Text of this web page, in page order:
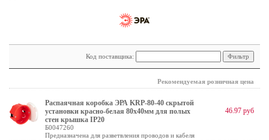
Код поставщика:
Рекомендуемая розничная цена
Распаячная коробка ЭРА KRP-80-40 скрытой
установки красно-белая 80х40мм для полых
стен крышка IP20
Б0047260
Предназначена для разветвления проводов и кабеля
46.97 руб